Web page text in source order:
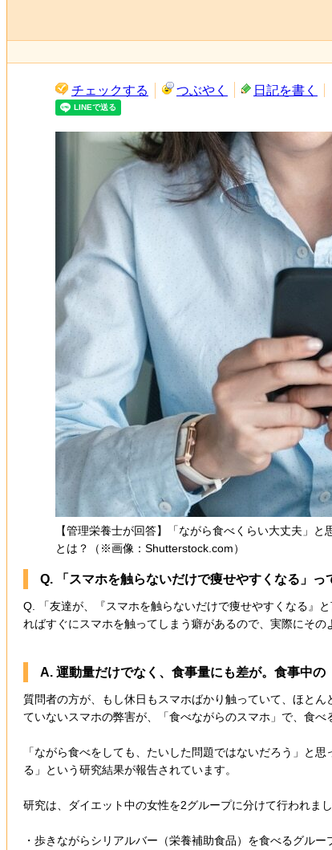
チェックする つぶやく 日記を書く
【管理栄養士が回答】「ながら食べくらい大丈夫」
とは？（※画像：Shutterstock.com）
Q. 「スマホを触らないだけで痩せやすくなる」っ
Q. 「友達が、『スマホを触らないだけで痩せやすくなる』
ればすぐにスマホを触ってしまう癖があるので、実際にその
A. 運動量だけでなく、食事量にも差が。食事中の
質問者の方が、もし休日もスマホばかり触っていて、ほと
ていないスマホの弊害が、「食べながらのスマホ」で、食
「ながら食べをしても、たいした問題ではないだろう」と
る」という研究結果が報告されています。
研究は、ダイエット中の女性を2グループに分けて行われまし
・歩きながらシリアルバー（栄養補助食品）を食べるグルー